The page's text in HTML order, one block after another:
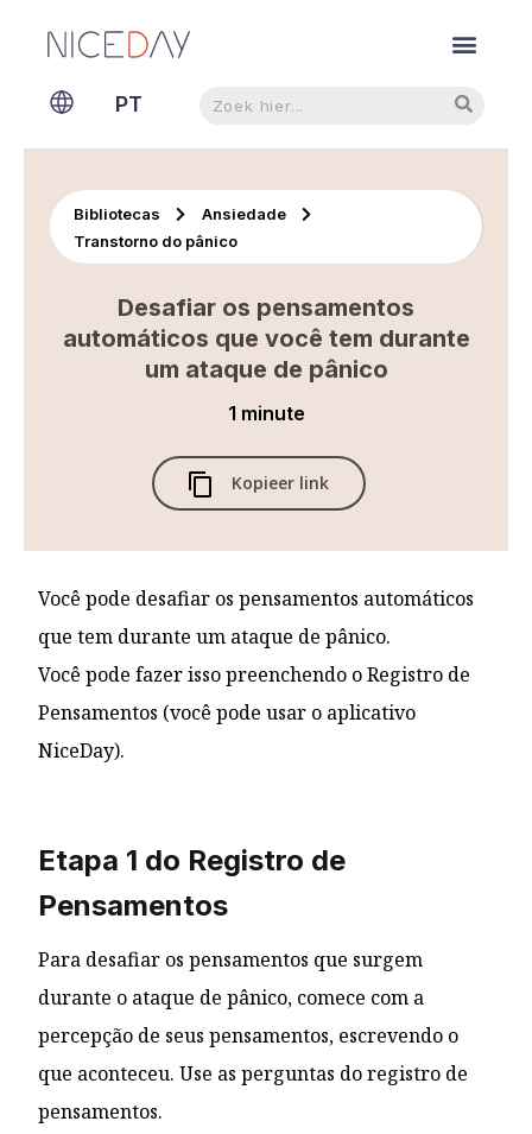
PT
EN
Bibliotecas
Ansiedade
Transtorno do pânico
Desafiar os pensamentos
automáticos que você tem durante
um ataque de pânico
1 minute
Kopieer link
Você pode desafiar os pensamentos automáticos
que tem durante um ataque de pânico.
Você pode fazer isso preenchendo o Registro de
Pensamentos (você pode usar o aplicativo
NiceDay).
Etapa 1 do Registro de
Pensamentos
Para desafiar os pensamentos que surgem
durante o ataque de pânico, comece com a
percepção de seus pensamentos, escrevendo o
que aconteceu. Use as perguntas do registro de
pensamentos.